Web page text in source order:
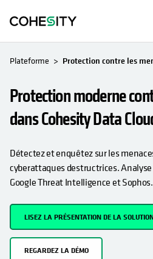
Plateforme Protection contre les
Protection moderne
dans Cohesity Data
Détectez et enquêtez sur les
cyberattaques destructrices.
Google Threat Intelligence et Sophos.
LISEZ LA PRÉSENTATION DE LA
REGARDEZ LA DÉMO